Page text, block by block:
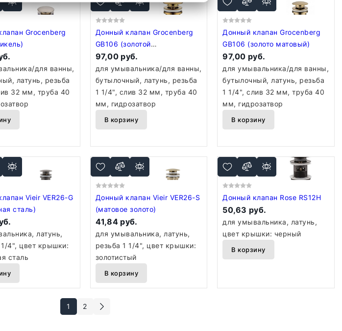
Grocenberg
для ванны,
латунь, резьба
32 мм, труба 40
Донный клапан Grocenberg
GB106 (золотой
брашированный)
97,00 руб.
для умывальника/для ванны,
бутылочный, латунь, резьба
1 1/4", слив 32 мм, труба 40
мм, гидрозатвор
В корзину
Донный клапан Grocenberg
GB106 (золото матовый)
97,00 руб.
для умывальника/для ванны,
бутылочный, латунь, резьба
1 1/4", слив 32 мм, труба 40
мм, гидрозатвор
В корзину
Vieir VER26-G
сталь)
латунь,
1/4", цвет крышки:
сталь
Донный клапан Vieir VER26-S
(матовое золото)
41,84 руб.
для умывальника, латунь,
резьба 1 1/4", цвет крышки:
золотистый
В корзину
Донный клапан Rose RS12H
50,63 руб.
для умывальника, латунь,
цвет крышки: черный
В корзину
1 2